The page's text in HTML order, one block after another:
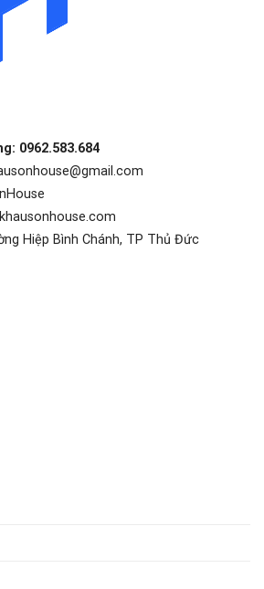
0962.583.684
Hiệp Bình Chánh, TP Thủ Đức